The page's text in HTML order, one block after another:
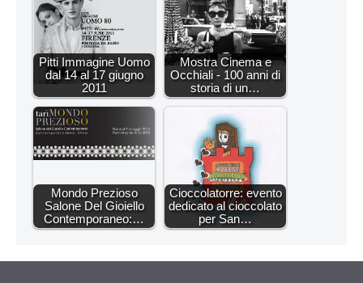
Pitti Immagine Uomo
dal 14 al 17 giugno
2011
Mostra Cinema e
Occhiali - 100 anni di
storia di un…
Mondo Prezioso
Salone Del Gioiello
Contemporaneo:…
Cioccolatorre: evento
dedicato al cioccolato
per San…